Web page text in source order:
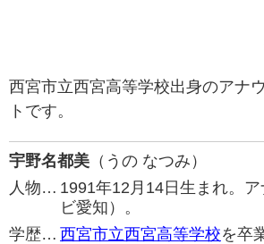
西宮市立西宮高等学校出身のアナ
トです。
宇野名都美 （うの なつみ）
人物… 1991年12月14日生まれ。
ビ愛知）。
学歴… 西宮市立西宮高等学校を卒